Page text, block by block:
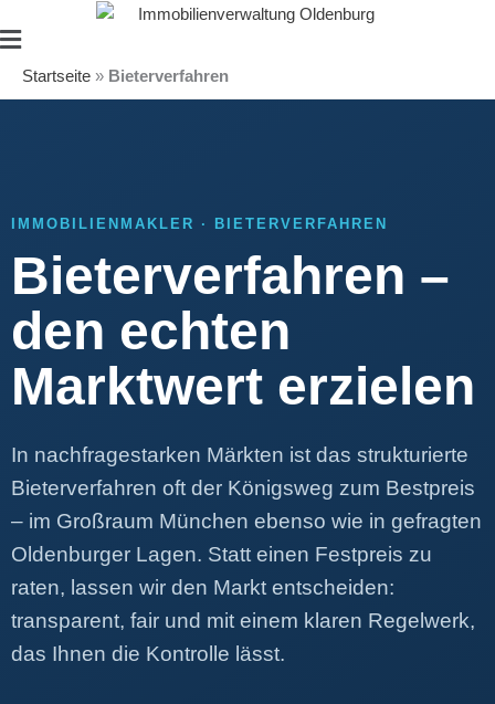
Inhalt
Main
Menu
Startseite » Bieterverfahren
IMMOBILIENMAKLER · BIETERVERFAHREN
Bieterverfahren –
den echten
Marktwert erzielen
In nachfragestarken Märkten ist das strukturierte
Bieterverfahren oft der Königsweg zum Bestpreis
– im Großraum München ebenso wie in gefragten
Oldenburger Lagen. Statt einen Festpreis zu
raten, lassen wir den Markt entscheiden:
transparent, fair und mit einem klaren Regelwerk,
das Ihnen die Kontrolle lässt.